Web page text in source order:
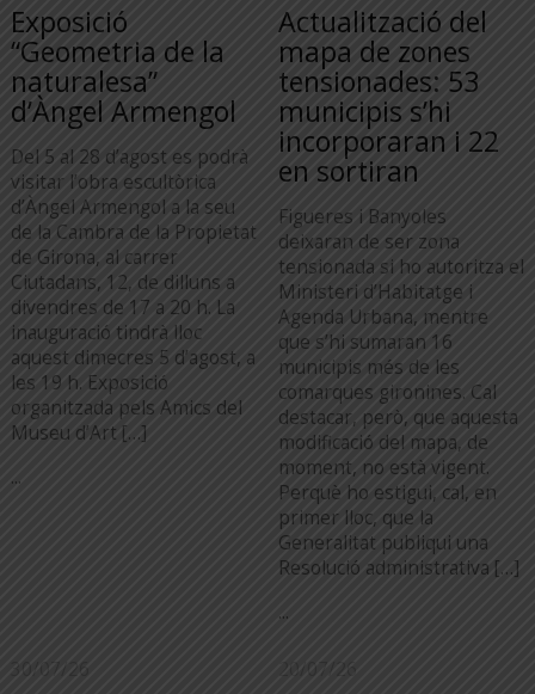
Exposició
“Geometria de la
naturalesa”
d’Àngel Armengol
Del 5 al 28 d’agost es podrà
visitar l’obra escultòrica
d’Àngel Armengol a la seu
de la Cambra de la Propietat
de Girona, al carrer
Ciutadans, 12, de dilluns a
divendres de 17 a 20 h. La
inauguració tindrà lloc
aquest dimecres 5 d’agost, a
les 19 h. Exposició
organitzada pels Amics del
Museu d’Art […]
...
Actualització del
mapa de zones
tensionades: 53
municipis s’hi
incorporaran i 22
en sortiran
Figueres i Banyoles
deixaran de ser zona
tensionada si ho autoritza el
Ministeri d’Habitatge i
Agenda Urbana, mentre
que s’hi sumaran 16
municipis més de les
comarques gironines. Cal
destacar, però, que aquesta
modificació del mapa, de
moment, no està vigent.
Perquè ho estigui, cal, en
primer lloc, que la
Generalitat publiqui una
Resolució administrativa […]
...
30/07/26 20/07/26